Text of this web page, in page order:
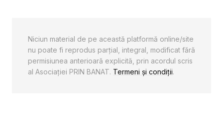
Niciun material de pe această platformă online/site
nu poate fi reprodus parţial, integral, modificat fără
permisiunea anterioară explicită, prin acordul scris
al Asociaţiei PRIN BANAT. Termeni și condiții.